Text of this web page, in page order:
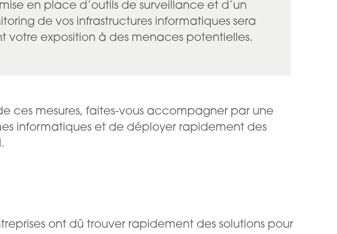
en place d’outils de surveillance et d’un
de vos infrastructures informatiques sera
exposition à des menaces potentielles.
ces mesures, faites-vous accompagner par une
informatiques et de déployer rapidement des
ont dû trouver rapidement des solutions pour